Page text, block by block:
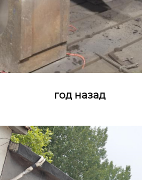
год назад